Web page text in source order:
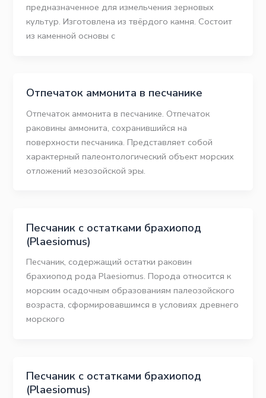
предназначенное для измельчения зерновых
культур. Изготовлена из твёрдого камня. Состоит
из каменной основы с
Отпечаток аммонита в песчанике
Отпечаток аммонита в песчанике. Отпечаток
раковины аммонита, сохранившийся на
поверхности песчаника. Представляет собой
характерный палеонтологический объект морских
отложений мезозойской эры.
Песчаник с остатками брахиопод
(Plaesiomus)
Песчаник, содержащий остатки раковин
брахиопод рода Plaesiomus. Порода относится к
морским осадочным образованиям палеозойского
возраста, сформировавшимся в условиях древнего
морского
Песчаник с остатками брахиопод
(Plaesiomus)